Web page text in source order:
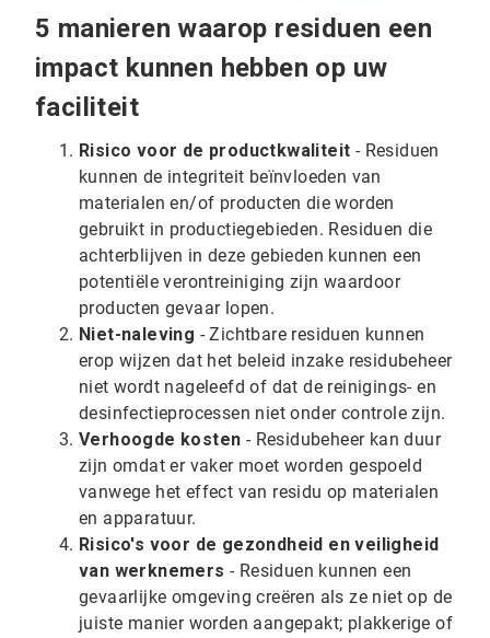
5 manieren waarop residuen een
impact kunnen hebben op uw
faciliteit
Risico voor de productkwaliteit - Residuen
kunnen de integriteit beïnvloeden van
materialen en/of producten die worden
gebruikt in productiegebieden. Residuen die
achterblijven in deze gebieden kunnen een
potentiële verontreiniging zijn waardoor
producten gevaar lopen.
Niet-naleving - Zichtbare residuen kunnen
erop wijzen dat het beleid inzake residubeheer
niet wordt nageleefd of dat de reinigings- en
desinfectieprocessen niet onder controle zijn.
Verhoogde kosten - Residubeheer kan duur
zijn omdat er vaker moet worden gespoeld
vanwege het effect van residu op materialen
en apparatuur.
Risico's voor de gezondheid en veiligheid
van werknemers - Residuen kunnen een
gevaarlijke omgeving creëren als ze niet op de
juiste manier worden aangepakt; plakkerige of